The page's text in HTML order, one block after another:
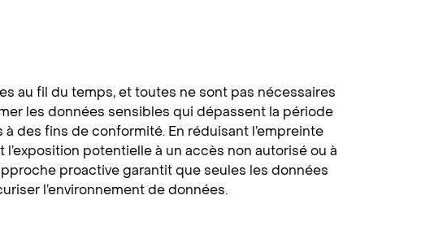
au fil du temps, et toutes ne sont pas nécessaires
les données sensibles qui dépassent la période
des fins de conformité. En réduisant l’empreinte
potentielle à un accès non autorisé ou à
proactive garantit que seules les données
l’environnement de données.